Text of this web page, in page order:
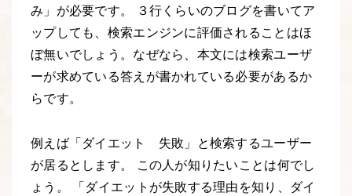
み」が必要です。 ３行くらいのブログを書いてア
ップしても、検索エンジンに評価されることはほ
ぼ無いでしょう。なぜなら、本文には検索ユーザ
ーが求めている答えが書かれている必要があるか
らです。
例えば「ダイエット 失敗」と検索するユーザー
が居るとします。 この人が知りたいことは何でし
ょう。 「ダイエットが失敗する理由を知り、ダイ